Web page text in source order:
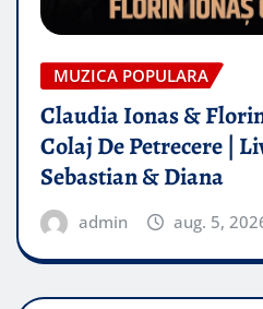
MUZICA POPULARA
Claudia Ionas &
Colaj De Petrecere |
Sebastian & Diana
admin aug. 5,